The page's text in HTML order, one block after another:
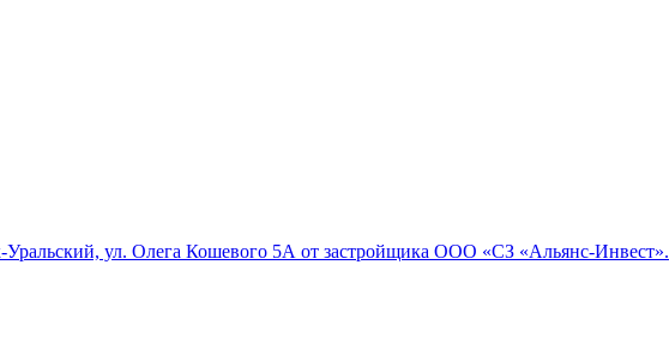
ул. Олега Кошевого 5А от застройщика ООО «СЗ «Альянс-Инвест».